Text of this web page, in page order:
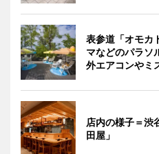
表参道「オモカ
マなどのパラソ
外エアコンやミ
店内の様子＝渋
田屋」